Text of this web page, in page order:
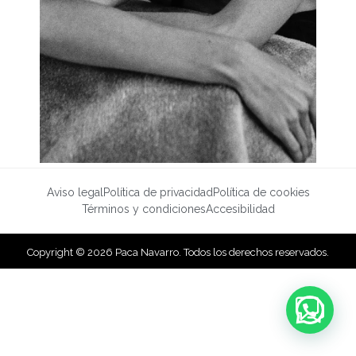
Aviso legalPolítica de privacidadPolítica de cookies
Términos y condicionesAccesibilidad
Copyright © 2026 Paca Navarro. Todos los derechos reservados.